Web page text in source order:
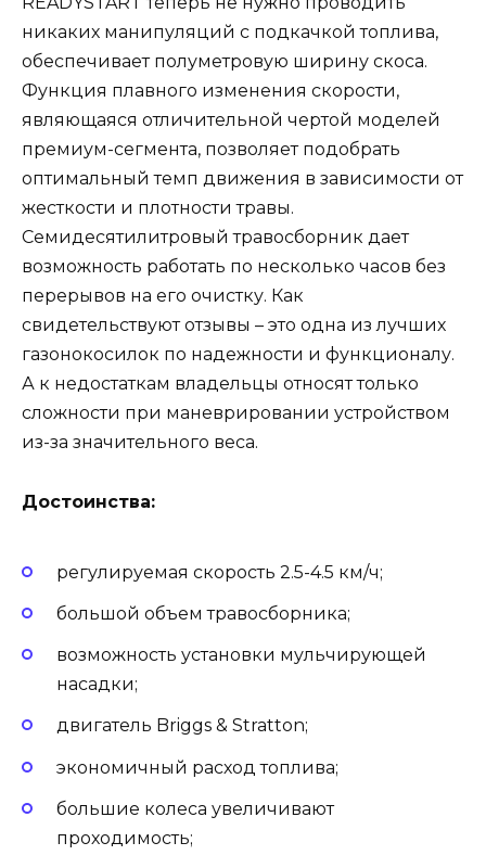
никаких манипуляций с подкачкой топлива,
обеспечивает полуметровую ширину скоса.
Функция плавного изменения скорости,
являющаяся отличительной чертой моделей
премиум-сегмента, позволяет подобрать
оптимальный темп движения в зависимости от
жесткости и плотности травы.
Семидесятилитровый травосборник дает
возможность работать по несколько часов без
перерывов на его очистку. Как
свидетельствуют отзывы – это одна из лучших
газонокосилок по надежности и функционалу.
А к недостаткам владельцы относят только
сложности при маневрировании устройством
из-за значительного веса.
Достоинства:
регулируемая скорость 2.5-4.5 км/ч;
большой объем травосборника;
возможность установки мульчирующей
насадки;
двигатель Briggs & Stratton;
экономичный расход топлива;
большие колеса увеличивают
проходимость;